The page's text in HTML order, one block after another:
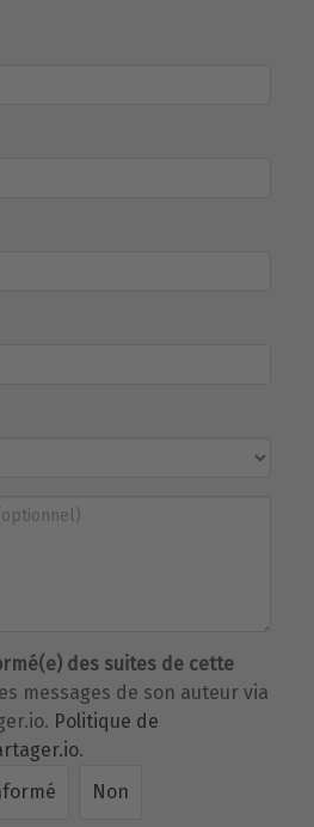
des suites de cette
messages de son auteur via
Politique de
.
Non